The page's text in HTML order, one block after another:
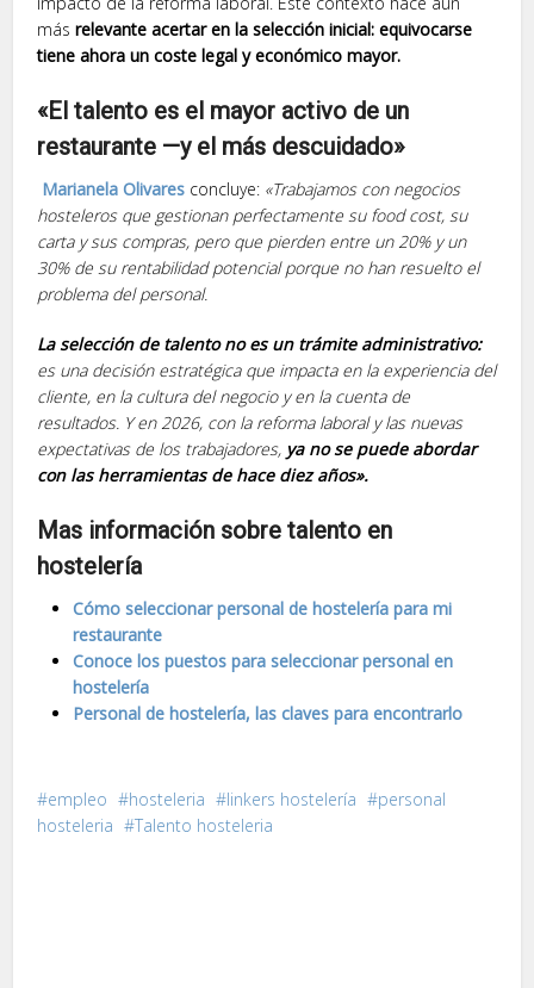
másrelevante acertar en la selección inicial: equivocarse
tiene ahora un coste legal y económico mayor.
«El talento es el mayor activo de un
restaurante —y el más descuidado»
Marianela Olivares concluye: «Trabajamos con negocios
hosteleros que gestionan perfectamente su food cost, su
carta y sus compras, pero que pierden entre un 20% y un
30% de su rentabilidad potencial porque no han resuelto el
problema del personal.
La selección de talento no es un trámite administrativo:
es una decisión estratégica que impacta en la experiencia del
cliente, en la cultura del negocio y en la cuenta de
resultados. Y en 2026, con la reforma laboral y las nuevas
expectativas de los trabajadores, ya no se puede abordar
con las herramientas de hace diez años».
Mas información sobre talento en
hostelería
Cómo seleccionar personal de hostelería para mi
restaurante
Conoce los puestos para seleccionar personal en
hostelería
Personal de hostelería, las claves para encontrarlo
empleo hosteleria linkers hostelería
personal
hosteleria
Talento hosteleria